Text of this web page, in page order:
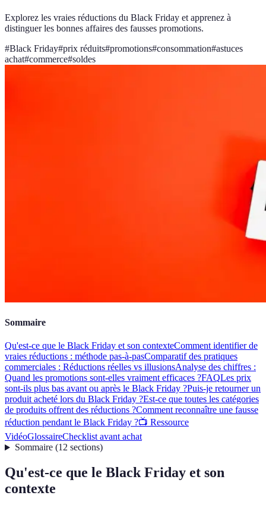
Explorez les vraies réductions du Black Friday et apprenez à
distinguer les bonnes affaires des fausses promotions.
#Black Friday#prix réduits#promotions#consommation#astuces
achat#commerce#soldes
Sommaire
Qu'est-ce que le Black Friday et son contexteComment identifier de
vraies réductions : méthode pas-à-pasComparatif des pratiques
commerciales : Réductions réelles vs illusionsAnalyse des chiffres :
Quand les promotions sont-elles vraiment efficaces ?FAQLes prix
sont-ils plus bas avant ou après le Black Friday ?Puis-je retourner un
produit acheté lors du Black Friday ?Est-ce que toutes les catégories
de produits offrent des réductions ?Comment reconnaître une fausse
réduction pendant le Black Friday ?📺 Ressource
VidéoGlossaireChecklist avant achat
Sommaire(12 sections)
Qu'est-ce que le Black Friday et son
contexte